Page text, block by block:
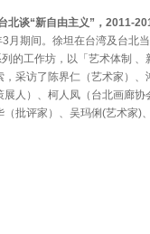
北谈“新自由主义”，2011-
月期间。徐坦在台湾及台北
列的工作坊，以「艺术体制
采访了陈界仁（艺术家）、
人）、柯人凤（台北画廊协
（批评家）、吴玛俐(艺术家)